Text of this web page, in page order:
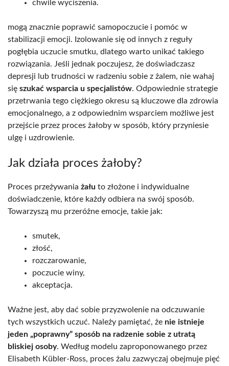
chwile wyciszenia.
mogą znacznie poprawić samopoczucie i pomóc w
stabilizacji emocji. Izolowanie się od innych z reguły
pogłębia uczucie smutku, dlatego warto unikać takiego
rozwiązania. Jeśli jednak poczujesz, że doświadczasz
depresji lub trudności w radzeniu sobie z żalem, nie wahaj
się szukać wsparcia u specjalistów. Odpowiednie strategie
przetrwania tego ciężkiego okresu są kluczowe dla zdrowia
emocjonalnego, a z odpowiednim wsparciem możliwe jest
przejście przez proces żałoby w sposób, który przyniesie
ulgę i uzdrowienie.
Jak działa proces żałoby?
Proces przeżywania żału to złożone i indywidualne
doświadczenie, które każdy odbiera na swój sposób.
Towarzyszą mu przeróżne emocje, takie jak:
smutek,
złość,
rozczarowanie,
poczucie winy,
akceptacja.
Ważne jest, aby dać sobie przyzwolenie na odczuwanie
tych wszystkich uczuć. Należy pamiętać, że nie istnieje
jeden „poprawny” sposób na radzenie sobie z utratą
bliskiej osoby. Według modelu zaproponowanego przez
Elisabeth Kübler-Ross, proces żalu zazwyczaj obejmuje pięć